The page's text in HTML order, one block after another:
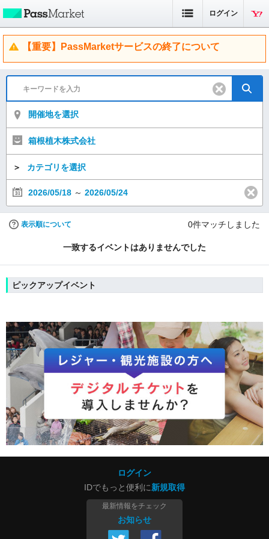
ログイン
【重要】PassMarketサービスの終了について
開催地を選択
箱根植木株式会社
＞ カテゴリを選択
2026/05/18 ～ 2026/05/24
表示順について 0件マッチしました
一致するイベントはありませんでした
ピックアップイベント
ログイン
IDでもっと便利に新規取得
最新情報をチェック
お知らせ